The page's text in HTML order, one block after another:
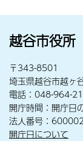
越谷市役所
〒343-8501
埼玉県越谷市越ヶ
電話：048-964-
開庁時間：開庁日
法人番号：
開庁日について